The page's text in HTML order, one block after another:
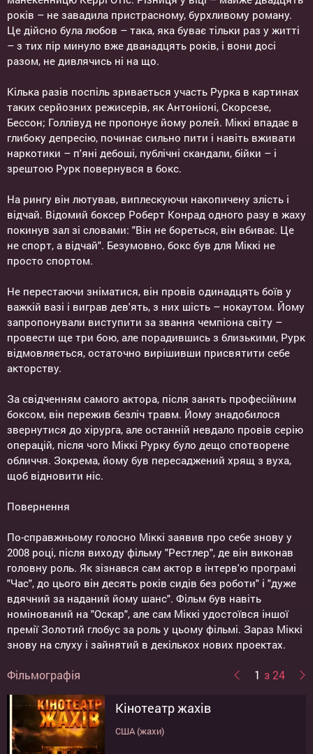
років – не завадила пристрасному, бурхливому роману.
Це дійсно була любов – така, яка буває тільки раз у житті
– з тих пір минуло вже дванадцять років, і вони досі
разом, не дивлячись ні на що.
Кілька разів поспіль зривається участь Рурка в картинах
таких серйозних режисерів, як Антоніоні, Скорсезе,
Бессон; Голлівуд не пропонує йому ролей. Міккі впадає в
глибоку депресію, починає сильно пити і навіть вживати
наркотики – п'яні дебоші, публічні скандали, бійки – і
зрештою Рурк повернувся в бокс.
На рингу він лютував, виплескуючи накопичену злість і
відчай. Відомий боксер Роберт Конрад одного разу в жаху
покинув зал зі словами: "Він не бореться, він вбиває. Це
не спорт, а відчай". Безумовно, бокс був для Міккі не
просто спортом.
Не перестаючи зніматися, він провів одинадцять боїв у
важкій вазі і виграв дев'ять, з них шість – нокаутом. Йому
запропонували виступити за звання чемпіона світу –
провести ще три бою, але порадившись з близькими, Рурк
відмовляється, остаточно вирішивши присвятити себе
акторству.
За свідченням самого актора, після занять професійним
боксом, він пережив безліч травм. Йому знадобилося
звернутися до хірурга, але останній невдало провів серію
операцій, після чого Міккі Рурку було дещо спотворене
обличчя. Зокрема, йому був пересаджений хрящ з вуха,
щоб відновити ніс.
Повернення
По-справжньому голосно Міккі заявив про себе знову у
2008 році, після виходу фільму "Рестлер", де він виконав
головну роль. Як зізнався сам актор в інтерв'ю програмі
"Час", до цього він десять років сидів без роботи" і "дуже
вдячний за наданий йому шанс". Фільм був навіть
номінований на "Оскар", але сам Міккі удостоївся іншої
премії Золотий глобус за роль у цьому фільмі. Зараз Міккі
знову на слуху і зайнятий в декількох нових проектах.
Фільмографія 1 з 24
Кінотеатр жахів
США (жахи)
Берлін, я люблю тебе
Германия (драма, мелодрама)
Ешбі
США (драма, комедія, мелодрама)
Торгівля шкірою
Великобританія (драма, бойовик, кримінал)
Місто гріхів 2: Жінка, заради
якої варто вбивати
Палаючий острів
США (трилер, драма, бойовик)
Мармурове місто
США (бойовик)
Курьер
США (бойовик)
Війна Богів: Безсмертні
США (драма, бойовик, фентезі)
Мона Ліза
США (трилер)
13
США (трилер, драма)
Желізна людина 2
США (фантастика, бойовик, пригоди)
Кілер
США (трилер, драма, бойовик)
Рестлер
США, Франція (драма)
9 1/2 тижнів
США (драма)
Харлей Девідсон та ковбой
Мальборо
Франціск
Италия, Германия (драма)
Відхідна молитва
США (трилер)
Доміно
США (трилер, пригоди)
Місто гріхів
США (трилер, драма)
Дикая орхидея
США (драма)
Громобой
США, Великобритания, Германия
Одного разу у Мексиці
США (трилер, драма, бойовик)
Благодетель
CША (трилер, драма)